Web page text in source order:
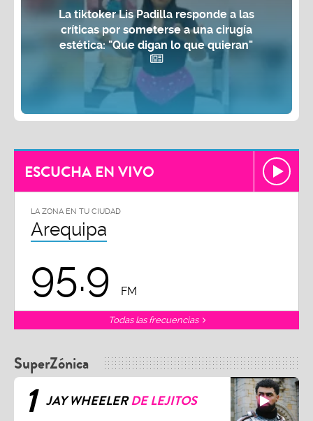
La tiktoker Lis Padilla responde a las
críticas por someterse a una cirugía
estética: "Que digan lo que quieran"
ESCUCHA EN VIVO
LA ZONA EN TU CIUDAD
Arequipa
95.9 FM
Todas las frecuencias
SuperZónica
1 JAY WHEELERDE LEJITOS